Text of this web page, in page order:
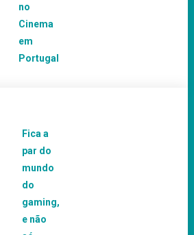
no
Cinema
em
Portugal
Fica a
par do
mundo
do
gaming,
e não